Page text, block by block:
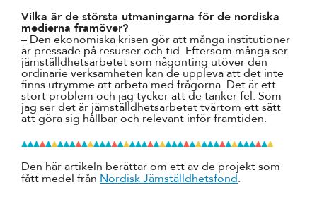
Vilka är de största utmaningarna för de nordiska
medierna framöver?
– Den ekonomiska krisen gör att många institutioner
är pressade på resurser och tid. Eftersom många ser
jämställdhetsarbetet som någonting utöver den
ordinarie verksamheten kan de uppleva att det inte
finns utrymme att arbeta med frågorna. Det är ett
stort problem och jag tycker att de tänker fel. Som
jag ser det är jämställdhetsarbetet tvärtom ett sätt
att göra sig hållbar och relevant inför framtiden.
Den här artikeln berättar om ett av de projekt som
fått medel från Nordisk Jämställdhetsfond.